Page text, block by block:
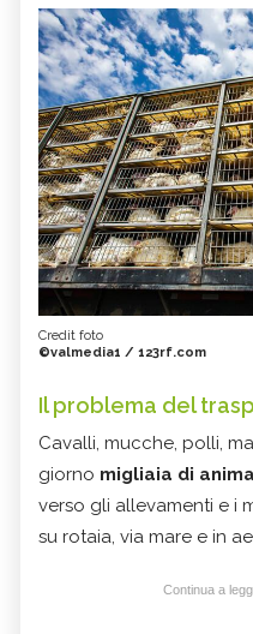
Credit foto
©valmedia1 / 123rf.com
Il problema del
Cavalli, mucche, polli,
giorno migliaia di
verso gli allevamenti e i
su rotaia, via mare e in
Continua a